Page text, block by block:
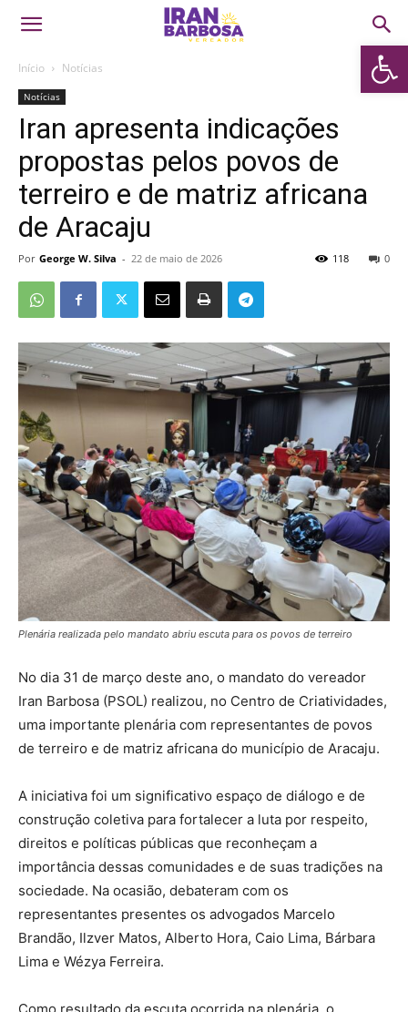
Abrir
Início Notícias
Notícias
Iran apresenta indicações
propostas pelos povos de
terreiro e de matriz africana
de Aracaju
Por George W. Silva - 22 de maio de 2026 0
118
Plenária realizada pelo mandato abriu escuta para os povos de terreiro
No dia 31 de março deste ano, o mandato do vereador
Iran Barbosa (PSOL) realizou, no Centro de Criatividades,
uma importante plenária com representantes de povos
de terreiro e de matriz africana do município de Aracaju.
A iniciativa foi um significativo espaço de diálogo e de
construção coletiva para fortalecer a luta por respeito,
direitos e políticas públicas que reconheçam a
importância dessas comunidades e de suas tradições na
sociedade. Na ocasião, debateram com os
representantes presentes os advogados Marcelo
Brandão, Ilzver Matos, Alberto Hora, Caio Lima, Bárbara
Lima e Wézya Ferreira.